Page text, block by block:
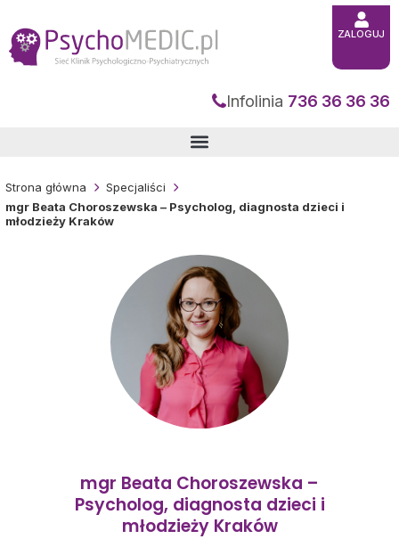
treści
Infolinia 736 36 36 36
ZALOGUJ
Strona główna
Specjaliści
mgr Beata Choroszewska – Psycholog, diagnosta dzieci i
młodzieży Kraków
mgr Beata Choroszewska –
Psycholog, diagnosta dzieci i
młodzieży Kraków